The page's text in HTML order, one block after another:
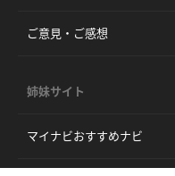
ご意見・ご感想
姉妹サイト
マイナビおすすめナビ